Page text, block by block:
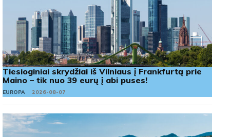
Tiesioginiai skrydžiai iš Vilniaus į Frankfurtą prie
Maino – tik nuo 39 eurų į abi puses!
EUROPA 2026-08-07